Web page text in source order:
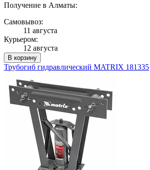
Получение в Алматы:
Самовывоз:
11 августа
Курьером:
12 августа
В корзину
Трубогиб гидравлический MATRIX 181335